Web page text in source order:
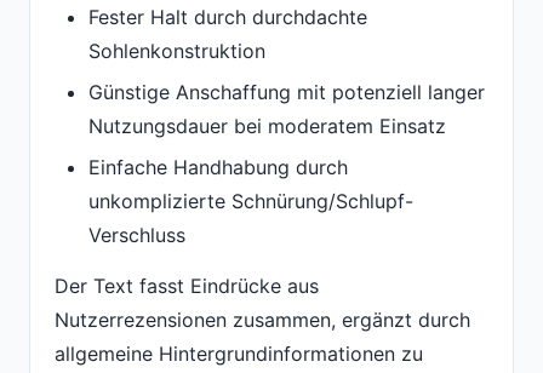
Fester Halt durch durchdachte
Sohlenkonstruktion
Günstige Anschaffung mit potenziell langer
Nutzungsdauer bei moderatem Einsatz
Einfache Handhabung durch
unkomplizierte Schnürung/Schlupf-
Verschluss
Der Text fasst Eindrücke aus
Nutzerrezensionen zusammen, ergänzt durch
allgemeine Hintergrundinformationen zu